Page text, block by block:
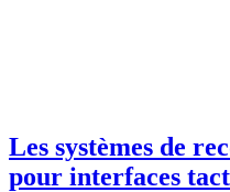
Les systèmes de
pour interfaces